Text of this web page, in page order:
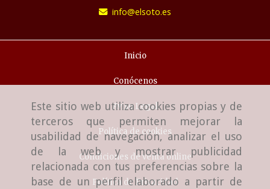
Este sitio web utiliza cookies propias y de
terceros que permiten mejorar la
usabilidad de navegación, analizar el uso
de la web y mostrar publicidad
relacionada con tus preferencias sobre la
base de un perfil elaborado a partir de
info
elsoto.es
Inicio
Conócenos
Aviso Legal
Política de cookies
Condiciones de venta online
Política de Privacidad